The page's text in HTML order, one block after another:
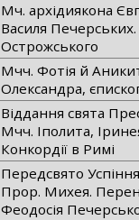
Мч. архідиякона
Василя
Острожського
Мчч. Фотія й
Олександра,
Віддання свята
Мчч. Іполита,
Конкордії в Римі
Передсвято
Прор. Михея.
Феодосія